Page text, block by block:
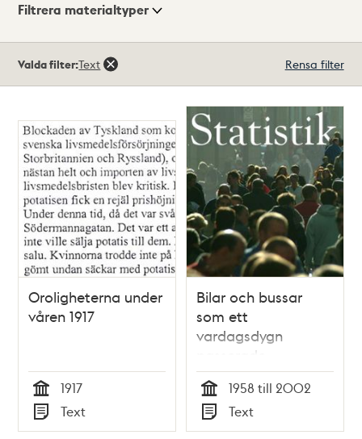
Visningsläge
Filtrera materialtyper
1445träffar
Valda filter:Text Rensa filter
Oroligheterna under
våren 1917
Tid
1917
Typ
Text
Bilar och bussar
som ett
vardagsdygn
passerade
innerstadssnittet
Tid
1958 till 2002
Typ
Text